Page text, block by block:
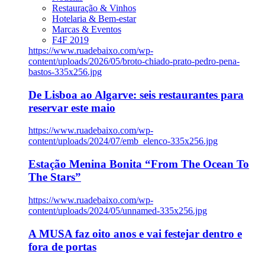
Restauração & Vinhos
Hotelaria & Bem-estar
Marcas & Eventos
F4F 2019
https://www.ruadebaixo.com/wp-
content/uploads/2026/05/broto-chiado-prato-pedro-pena-
bastos-335x256.jpg
De Lisboa ao Algarve: seis restaurantes para
reservar este maio
https://www.ruadebaixo.com/wp-
content/uploads/2024/07/emb_elenco-335x256.jpg
Estação Menina Bonita “From The Ocean To
The Stars”
https://www.ruadebaixo.com/wp-
content/uploads/2024/05/unnamed-335x256.jpg
A MUSA faz oito anos e vai festejar dentro e
fora de portas